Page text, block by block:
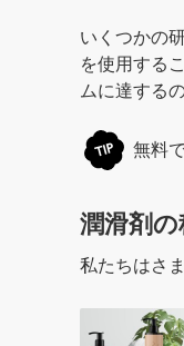
いくつかの
を使用する
ムに達する
TIP 無料
潤滑剤の
私たちはさ